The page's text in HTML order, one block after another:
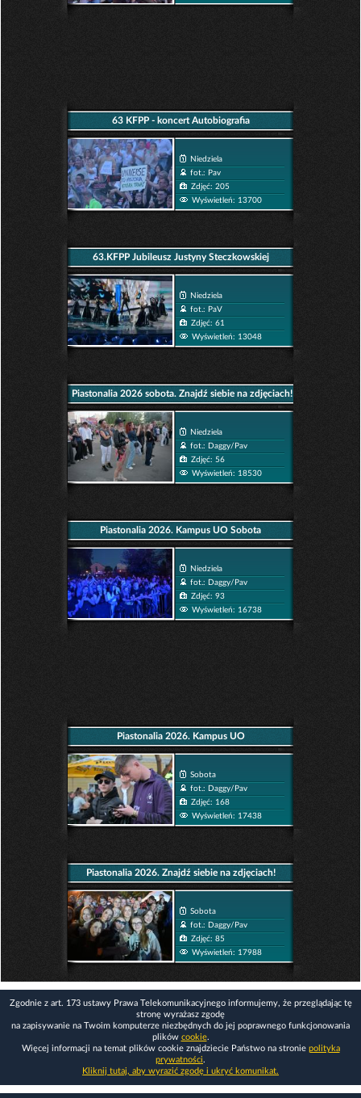
63 KFPP - koncert Autobiografia
Niedziela
fot.: Pav
Zdjęć: 205
Wyświetleń: 13700
63.KFPP Jubileusz Justyny Steczkowskiej
Niedziela
fot.: PaV
Zdjęć: 61
Wyświetleń: 13048
Piastonalia 2026 sobota. Znajdź siebie na zdjęciach!
Niedziela
fot.: Daggy/Pav
Zdjęć: 56
Wyświetleń: 18530
Piastonalia 2026. Kampus UO Sobota
Niedziela
fot.: Daggy/Pav
Zdjęć: 93
Wyświetleń: 16738
Piastonalia 2026. Kampus UO
Sobota
fot.: Daggy/Pav
Zdjęć: 168
Wyświetleń: 17438
Piastonalia 2026. Znajdź siebie na zdjęciach!
Sobota
fot.: Daggy/Pav
Zdjęć: 85
Wyświetleń: 17988
Zgodnie z art. 173 ustawy Prawa Telekomunikacyjnego informujemy, że przeglądając tę
stronę wyrażasz zgodę
na zapisywanie na Twoim komputerze niezbędnych do jej poprawnego funkcjonowania
plików cookie.
Więcej informacji na temat plików cookie znajdziecie Państwo na stronie polityka
prywatności.
Kliknij tutaj, aby wyrazić zgodę i ukryć komunikat.